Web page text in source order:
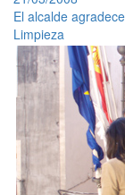
El alcalde
Limpieza